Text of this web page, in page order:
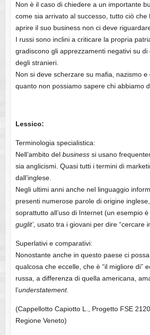
Non è il caso di chiedere a un importante
come sia arrivato al successo, tutto ciò che
aprire il suo business non ci deve
I russi sono inclini a criticare la propria
gradiscono gli apprezzamenti negativi su di
degli stranieri.
Non si deve scherzare su mafia, nazismo e
quanto non possiamo sapere chi abbiamo
Lessico:
Terminologia specialistica:
Nell’ambito del businesssi usano
sia anglicismi. Quasi tutti i termini di
dall’inglese.
Negli ultimi anni anche nel linguaggio
presenti numerose parole di origine
soprattutto all’uso di Internet (un esempio
guglit’, usato tra i giovani per dire “cercare
Superlativi e comparativi:
Nonostante anche in questo paese ci
qualcosa che eccelle, che è “il migliore di”
russa, a differenza di quella americana,
l’understatement.
(Cappellotto Capiotto L., Progetto FSE
Regione Veneto)